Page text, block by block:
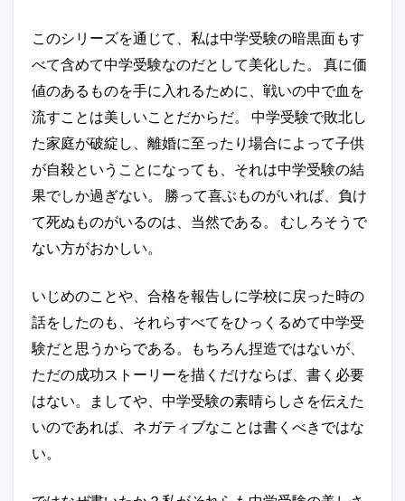
このシリーズを通じて、私は中学受験の暗黒面もす
べて含めて中学受験なのだとして美化した。 真に価
値のあるものを手に入れるために、戦いの中で血を
流すことは美しいことだからだ。 中学受験で敗北し
た家庭が破綻し、離婚に至ったり場合によって子供
が自殺ということになっても、それは中学受験の結
果でしか過ぎない。 勝って喜ぶものがいれば、負け
て死ぬものがいるのは、当然である。 むしろそうで
ない方がおかしい。
いじめのことや、合格を報告しに学校に戻った時の
話をしたのも、それらすべてをひっくるめて中学受
験だと思うからである。もちろん捏造ではないが、
ただの成功ストーリーを描くだけならば、書く必要
はない。ましてや、中学受験の素晴らしさを伝えた
いのであれば、ネガティブなことは書くべきではな
い。